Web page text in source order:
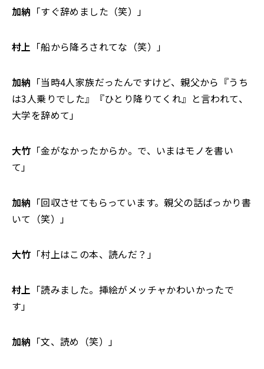
加納 「すぐ辞めました（笑）」
村上 「船から降ろされてな（笑）」
加納 「当時4人家族だったんですけど、親父から『うち
は3人乗りでした』『ひとり降りてくれ』と言われて、
大学を辞めて」
大竹 「金がなかったからか。で、いまはモノを書い
て」
加納 「回収させてもらっています。親父の話ばっかり書
いて（笑）」
大竹 「村上はこの本、読んだ？」
村上 「読みました。挿絵がメッチャかわいかったで
す」
加納 「文、読め（笑）」